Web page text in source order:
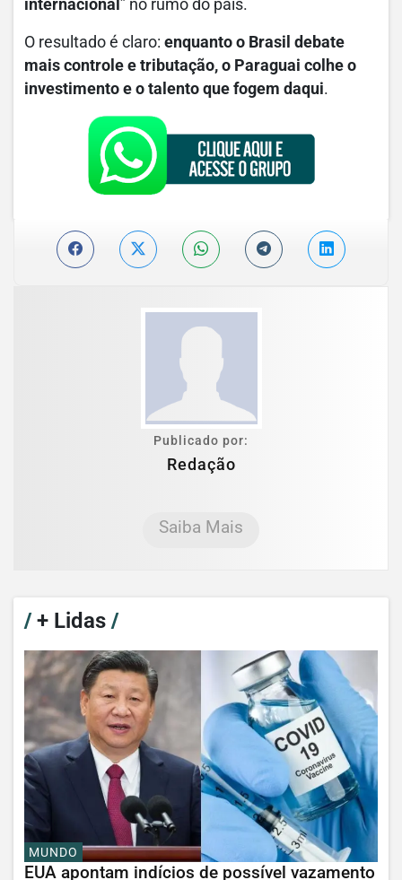
internacional ” no rumo do país.
O resultado é claro: enquanto o Brasil debate
mais controle e tributação, o Paraguai colhe o
investimento e o talento que fogem daqui.
Publicado por:
Redação
Saiba Mais
/+ Lidas /
MUNDO
EUA apontam indícios de possível vazamento